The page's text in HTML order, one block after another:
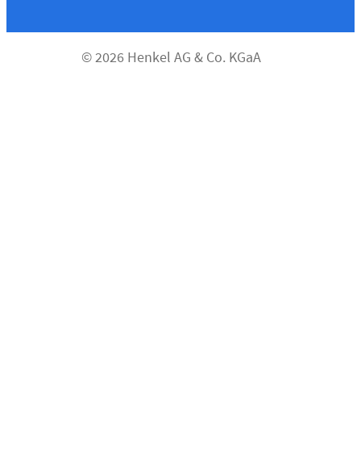
© 2026 Henkel AG & Co. KGaA